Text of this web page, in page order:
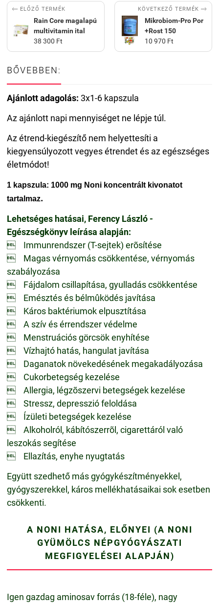
 ELŐZŐ TERMÉK
Rain Core magalapú
multivitamin ital
38 300 Ft
KÖVETKEZŐ TERMÉK 
Mikrobiom-Pro Por
+Rost 150
10 970 Ft
BŐVEBBEN:
Ajánlott adagolás: 3x1-6 kapszula
Az ajánlott napi mennyiséget ne lépje túl.
Az étrend-kiegészítő nem helyettesíti a
kiegyensúlyozott vegyes étrendet és az egészséges
életmódot!
1 kapszula: 1000 mg Noni koncentrált kivonatot
tartalmaz.
Lehetséges hatásai, Ferency László -
Egészségkönyv leírása alapján:
 Immunrendszer (T-sejtek) erõsítése
 Magas vérnyomás csökkentése, vérnyomás
szabályozása
 Fájdalom csillapítása, gyulladás csökkentése
 Emésztés és bélmûködés javítása
 Káros baktériumok elpusztítása
 A szív és érrendszer védelme
 Menstruációs görcsök enyhítése
 Vízhajtó hatás, hangulat javítása
 Daganatok növekedésének megakadályozása
 Cukorbetegség kezelése
 Allergia, légzõszervi betegségek kezelése
 Stressz, depresszió feloldása
 Ízületi betegségek kezelése
 Alkoholról, kábítószerrõl, cigarettáról való
leszokás segítése
 Ellazítás, enyhe nyugtatás
Együtt szedhető más gyógykészítményekkel,
gyógyszerekkel, káros mellékhatásaikai sok esetben
csökkenti.
A NONI HATÁSA, ELŐNYEI (A NONI
GYÜMÖLCS NÉPGYÓGYÁSZATI
MEGFIGYELÉSEI ALAPJÁN)
Igen gazdag aminosav forrás (18-féle), nagy